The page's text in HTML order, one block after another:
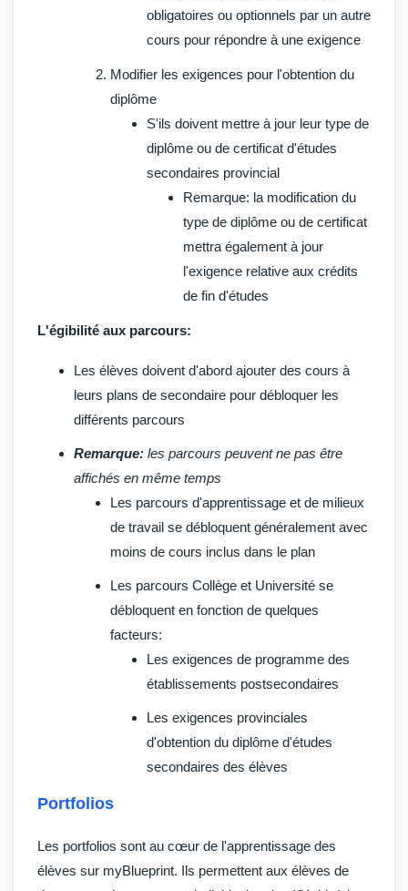
obligatoires ou optionnels par un autre
cours pour répondre à une exigence
Modifier les exigences pour l'obtention du
diplôme
S'ils doivent mettre à jour leur type de
diplôme ou de certificat d'études
secondaires provincial
Remarque: la modification du
type de diplôme ou de certificat
mettra également à jour
l'exigence relative aux crédits
de fin d'études
L'égibilité aux parcours:
Les élèves doivent d'abord ajouter des cours à
leurs plans de secondaire pour débloquer les
différents parcours
Remarque: les parcours peuvent ne pas être
affichés en même temps
Les parcours d'apprentissage et de milieux
de travail se débloquent généralement avec
moins de cours inclus dans le plan
Les parcours Collège et Université se
débloquent en fonction de quelques
facteurs:
Les exigences de programme des
établissements postsecondaires
Les exigences provinciales
d'obtention du diplôme d'études
secondaires des élèves
Portfolios
Les portfolios sont au cœur de l'apprentissage des
élèves sur myBlueprint. Ils permettent aux élèves de